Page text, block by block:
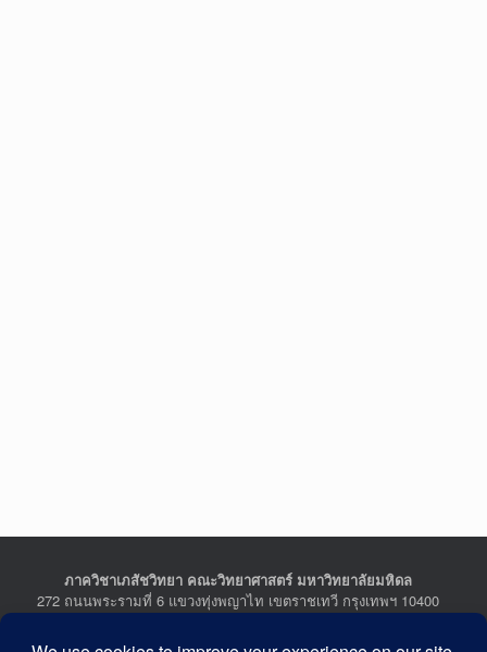
ภาควิชาเภสัชวิทยา คณะวิทยาศาสตร์ มหาวิทยาลัยมหิดล
272 ถนนพระรามที่ 6 แขวงทุ่งพญาไท เขตราชเทวี กรุงเทพฯ 10400
Department of Pharmacology, Faculty of Science, Mahidol